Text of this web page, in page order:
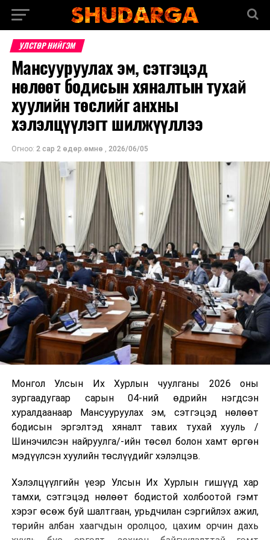
УЛСТӨР НИЙГЭМ
Мансууруулах эм, сэтгэцэд
нөлөөт бодисын хяналтын тухай
хуулийн төслийг анхны
хэлэлцүүлэгт шилжүүллээ
Огноо: 2 сар 2 өдөр.өмнө , 2026/06/05
Монгол Улсын Их Хурлын чуулганы 2026 оны
зургаадугаар сарын 04-ний өдрийн нэгдсэн
хуралдаанаар Мансууруулах эм, сэтгэцэд нөлөөт
бодисын эргэлтэд хяналт тавих тухай хууль /
Шинэчилсэн найруулга/-ийн төсөл болон хамт өргөн
мэдүүлсэн хуулийн төслүүдийг хэлэлцэв.
Хэлэлцүүлгийн үеэр Улсын Их Хурлын гишүүд хар
тамхи, сэтгэцэд нөлөөт бодистой холбоотой гэмт
хэрэг өсөж буй шалтгаан, урьдчилан сэргийлэх ажил,
төрийн албан хаагчдын оролцоо, цахим орчин дахь